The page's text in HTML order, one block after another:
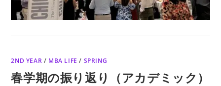
2ND YEAR / MBA LIFE / SPRING
春学期の振り返り（アカデミック）